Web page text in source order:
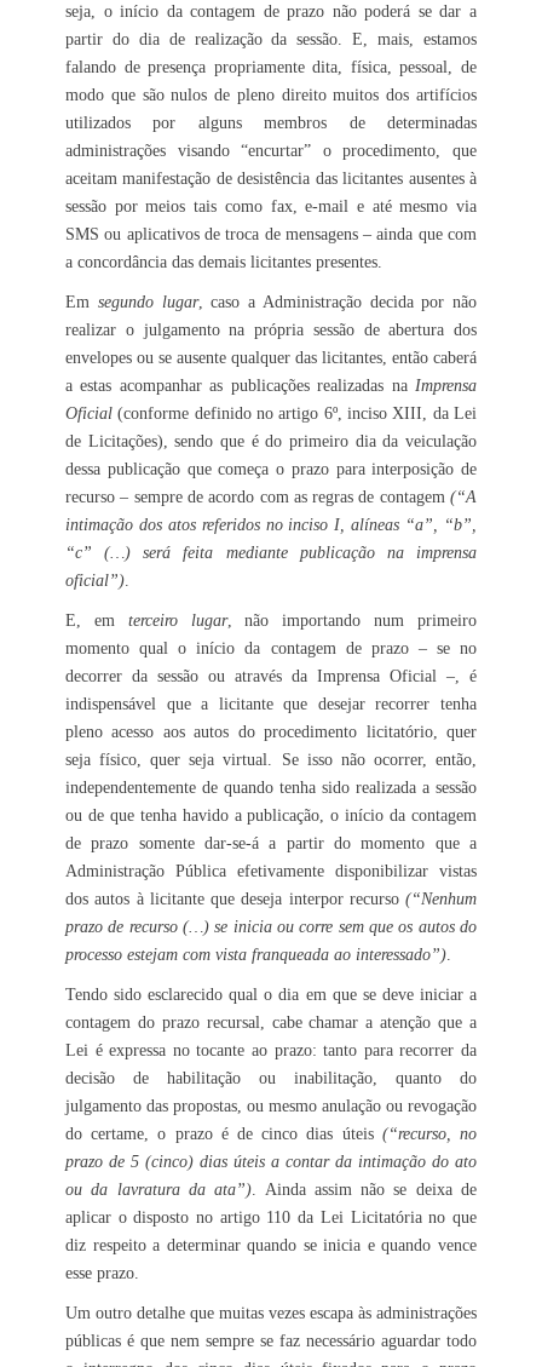
seja, o início da contagem de prazo não poderá se dar a
partir do dia de realização da sessão. E, mais, estamos
falando de presença propriamente dita, física, pessoal, de
modo que são nulos de pleno direito muitos dos artifícios
utilizados por alguns membros de determinadas
administrações visando “encurtar” o procedimento, que
aceitam manifestação de desistência das licitantes ausentes à
sessão por meios tais como fax, e-mail e até mesmo via
SMS ou aplicativos de troca de mensagens – ainda que com
a concordância das demais licitantes presentes.
Em segundo lugar, caso a Administração decida por não
realizar o julgamento na própria sessão de abertura dos
envelopes ou se ausente qualquer das licitantes, então caberá
a estas acompanhar as publicações realizadas na Imprensa
Oficial (conforme definido no artigo 6º, inciso XIII, da Lei
de Licitações), sendo que é do primeiro dia da veiculação
dessa publicação que começa o prazo para interposição de
recurso – sempre de acordo com as regras de contagem (“A
intimação dos atos referidos no inciso I, alíneas “a”, “b”,
“c” (…) será feita mediante publicação na imprensa
oficial”).
E, em terceiro lugar, não importando num primeiro
momento qual o início da contagem de prazo – se no
decorrer da sessão ou através da Imprensa Oficial –, é
indispensável que a licitante que desejar recorrer tenha
pleno acesso aos autos do procedimento licitatório, quer
seja físico, quer seja virtual. Se isso não ocorrer, então,
independentemente de quando tenha sido realizada a sessão
ou de que tenha havido a publicação, o início da contagem
de prazo somente dar-se-á a partir do momento que a
Administração Pública efetivamente disponibilizar vistas
dos autos à licitante que deseja interpor recurso (“Nenhum
prazo de recurso (…) se inicia ou corre sem que os autos do
processo estejam com vista franqueada ao interessado”).
Tendo sido esclarecido qual o dia em que se deve iniciar a
contagem do prazo recursal, cabe chamar a atenção que a
Lei é expressa no tocante ao prazo: tanto para recorrer da
decisão de habilitação ou inabilitação, quanto do
julgamento das propostas, ou mesmo anulação ou revogação
do certame, o prazo é de cinco dias úteis (“recurso, no
prazo de 5 (cinco) dias úteis a contar da intimação do ato
ou da lavratura da ata”). Ainda assim não se deixa de
aplicar o disposto no artigo 110 da Lei Licitatória no que
diz respeito a determinar quando se inicia e quando vence
esse prazo.
Um outro detalhe que muitas vezes escapa às administrações
públicas é que nem sempre se faz necessário aguardar todo